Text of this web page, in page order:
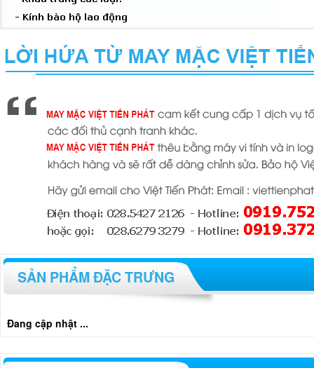
SẢN PHẨM ĐẶC TRƯNG
Đang cập nhật ...